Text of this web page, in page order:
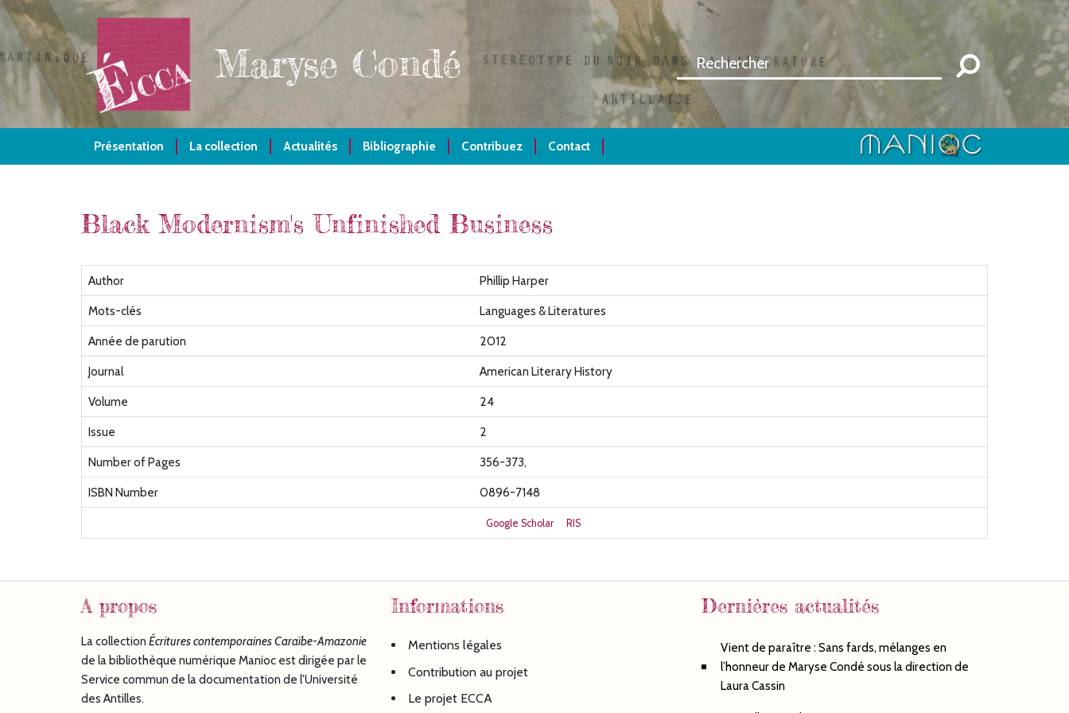
Aller
au
contenu
principal
Maryse Condé
Présentation La collection Actualités Bibliographie Contribuez Contact
Black Modernism's Unfinished Business
Author
Phillip Harper
Mots-clés
Languages & Literatures
Année de parution
2012
Journal
American Literary History
Volume
24
Issue
2
Number of Pages
356-373,
ISBN Number
0896-7148
Google Scholar RIS
A propos
La collection Écriturescontemporaines Caraïbe-Amazonie
de la bibliothèque numérique Manioc est dirigée par le
Service commun de la documentation de l'Université
des Antilles.
Informations
Mentions légales
Contribution au projet
Le projet ECCA
Dernières actualités
Vient de paraître : Sans fards, mélanges en
l’honneur de Maryse Condé sous la direction de
Laura Cassin